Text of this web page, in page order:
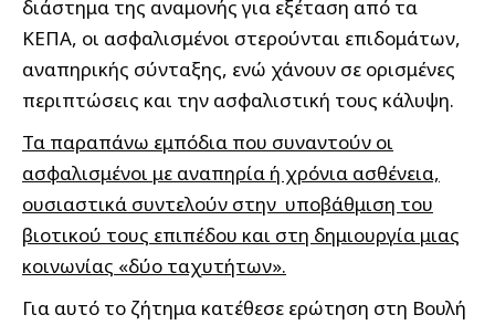
διάστημα της αναμονής για εξέταση από τα
ΚΕΠΑ, οι ασφαλισμένοι στερούνται επιδομάτων,
αναπηρικής σύνταξης, ενώ χάνουν σε ορισμένες
περιπτώσεις και την ασφαλιστική τους κάλυψη.
Τα παραπάνω εμπόδια που συναντούν οι
ασφαλισμένοι με αναπηρία ή χρόνια ασθένεια,
ουσιαστικά συντελούν στην υποβάθμιση του
βιοτικού τους επιπέδου και στη δημιουργία μιας
κοινωνίας «δύο ταχυτήτων».
Για αυτό το ζήτημα κατέθεσε ερώτηση στη Βουλή